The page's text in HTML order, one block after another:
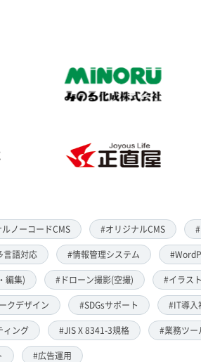
ノーコードCMS #オリジナルCMS
言語対応 #情報管理システム
編集) #ドローン撮影(空撮) #イラス
クデザイン #SDGsサポート #IT導入
ィング #JIS X 8341-3規格 #業務ツー
#広告運用